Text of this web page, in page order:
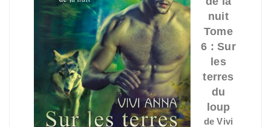
nuit
Tome
6 : Sur
les
terres
du
loup
de Vivi